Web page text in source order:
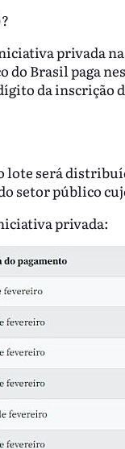
privada
do Brasil paga
da inscrição
será
setor público
privada: